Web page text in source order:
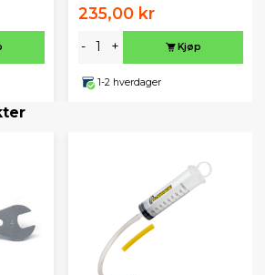
235,00 kr
- + Kjøp
1-2 hverdager